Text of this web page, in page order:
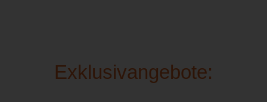
Exklusivangebote: